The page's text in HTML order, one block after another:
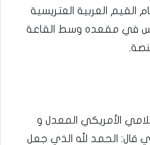
العربية العتريسية
في مقعده وسط القاعة
الأمريكي المعدل و
قال: الحمد لله الذي جعل